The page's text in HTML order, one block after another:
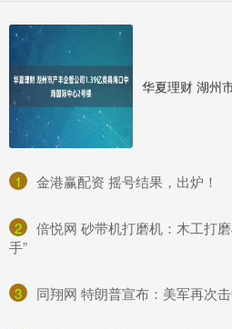
1 ​金港赢配资 摇号结果，出炉！
2
倍悦网 砂带机打磨机：木工打
手”
3 同翔网 特朗普宣布：美军再次